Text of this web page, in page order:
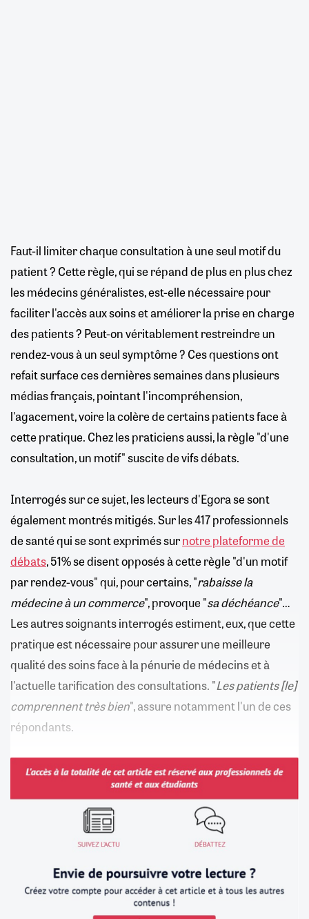
Faut-il limiter chaque consultation à une seul motif du
patient ? Cette règle, qui se répand de plus en plus chez
les médecins généralistes, est-elle nécessaire pour
faciliter l'accès aux soins et améliorer la prise en charge
des patients ? Peut-on véritablement restreindre un
rendez-vous à un seul symptôme ? Ces questions ont
refait surface ces dernières semaines dans plusieurs
médias français, pointant l'incompréhension,
l'agacement, voire la colère de certains patients face à
cette pratique. Chez les praticiens aussi, la règle "d'une
consultation, un motif" suscite de vifs débats.
Interrogés sur ce sujet, les lecteurs d'Egora se sont
également montrés mitigés. Sur les 417 professionnels
de santé qui se sont exprimés surnotre plateforme de
débats, 51% se disent opposés à cette règle "d'un motif
par rendez-vous" qui, pour certains, "rabaisse la
médecine à un commerce", provoque "sa déchéance"…
Les autres soignants interrogés estiment, eux, que cette
pratique est nécessaire pour assurer une meilleure
qualité des soins face à la pénurie de médecins et à
l'actuelle tarification des consultations. "Les patients [le]
comprennent très bien", assure notamment l'un de ces
répondants.